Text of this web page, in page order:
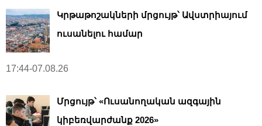
Կրթաթոշակների մրցույթ՝ Ավստրիայում
ուսանելու համար
17:44-07.08.26
Մրցույթ՝ «Ուսանողական ազգային
կիբեռվարժանք 2026»